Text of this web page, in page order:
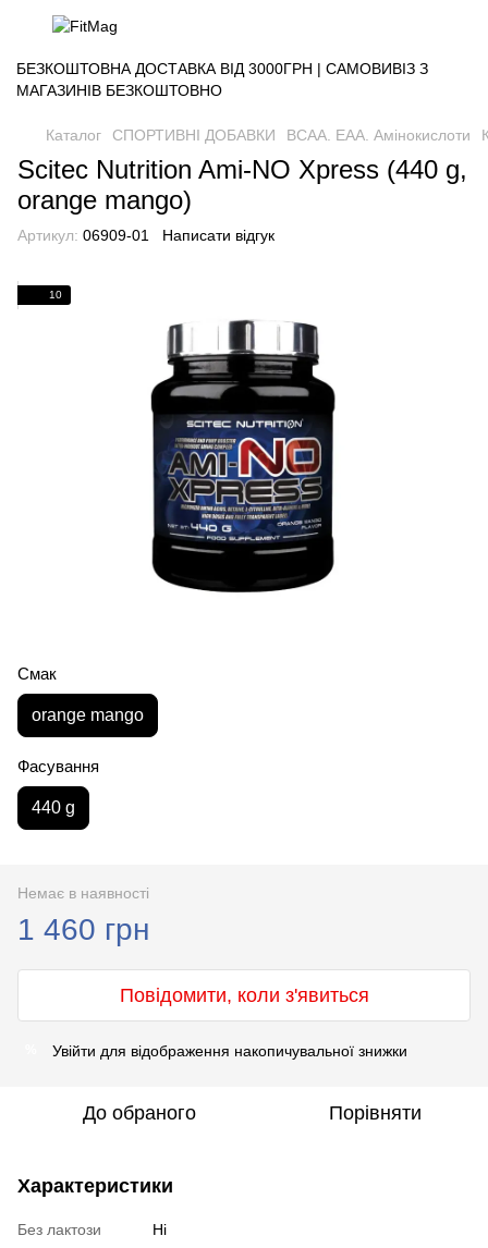
БЕЗКОШТОВНА ДОСТАВКА ВІД 3000ГРН | САМОВИВІЗ З
МАГАЗИНІВ БЕЗКОШТОВНО
Каталог СПОРТИВНІ ДОБАВКИ BCAA. EAA. Амінокислоти
Scitec Nutrition Ami-NO Xpress (440 g,
orange mango)
Артикул: 06909-01 Написати відгук
10
Смак
orange mango
Фасування
440 g
Немає в наявності
1 460 грн
Повідомити, коли з'явиться
Увійти для відображення накопичувальної знижки
До обраного Порівняти
Характеристики
Без лактози
Ні